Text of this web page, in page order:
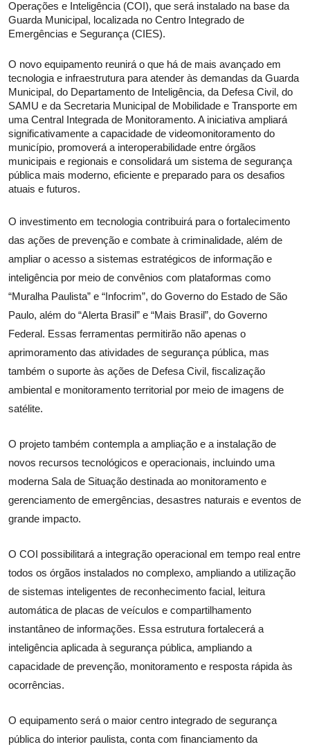
Operações e Inteligência (COI), que será instalado na base da
Guarda Municipal, localizada no Centro Integrado de
Emergências e Segurança (CIES).
O novo equipamento reunirá o que há de mais avançado em
tecnologia e infraestrutura para atender às demandas da Guarda
Municipal, do Departamento de Inteligência, da Defesa Civil, do
SAMU e da Secretaria Municipal de Mobilidade e Transporte em
uma Central Integrada de Monitoramento. A iniciativa ampliará
significativamente a capacidade de videomonitoramento do
município, promoverá a interoperabilidade entre órgãos
municipais e regionais e consolidará um sistema de segurança
pública mais moderno, eficiente e preparado para os desafios
atuais e futuros.
O investimento em tecnologia contribuirá para o fortalecimento
das ações de prevenção e combate à criminalidade, além de
ampliar o acesso a sistemas estratégicos de informação e
inteligência por meio de convênios com plataformas como
“Muralha Paulista” e “Infocrim”, do Governo do Estado de São
Paulo, além do “Alerta Brasil” e “Mais Brasil”, do Governo
Federal. Essas ferramentas permitirão não apenas o
aprimoramento das atividades de segurança pública, mas
também o suporte às ações de Defesa Civil, fiscalização
ambiental e monitoramento territorial por meio de imagens de
satélite.
O projeto também contempla a ampliação e a instalação de
novos recursos tecnológicos e operacionais, incluindo uma
moderna Sala de Situação destinada ao monitoramento e
gerenciamento de emergências, desastres naturais e eventos de
grande impacto.
O COI possibilitará a integração operacional em tempo real entre
todos os órgãos instalados no complexo, ampliando a utilização
de sistemas inteligentes de reconhecimento facial, leitura
automática de placas de veículos e compartilhamento
instantâneo de informações. Essa estrutura fortalecerá a
inteligência aplicada à segurança pública, ampliando a
capacidade de prevenção, monitoramento e resposta rápida às
ocorrências.
O equipamento será o maior centro integrado de segurança
pública do interior paulista, conta com financiamento da